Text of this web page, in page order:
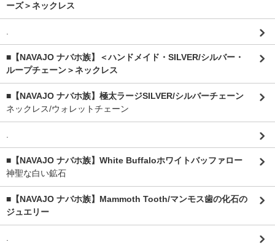
ーズ＞ネックレス
■【NAVAJO ナバホ族】＜ハンドメイド・SILVER/シルバー・
ループチェーン＞ネックレス
■【NAVAJO ナバホ族】極太ラージSILVER/シルバーチェーン
ネックレス/ウォレットチェーン
■【NAVAJO ナバホ族】White Buffaloホワイトバッファロー
神聖な白い鉱石
■【NAVAJO ナバホ族】Mammoth Tooth/マンモス歯の化石の
ジュエリー